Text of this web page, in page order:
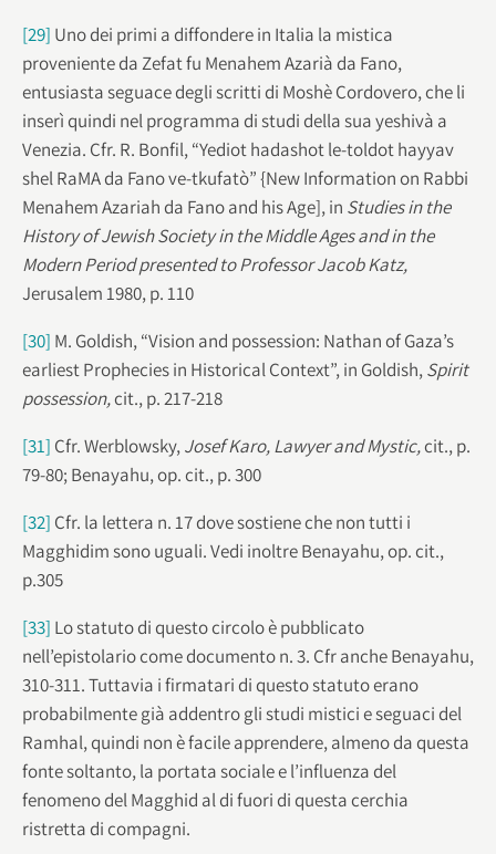
[29] Uno dei primi a diffondere in Italia la mistica
proveniente da Zefat fu Menahem Azarià da Fano,
entusiasta seguace degli scritti di Moshè Cordovero, che li
inserì quindi nel programma di studi della sua yeshivà a
Venezia. Cfr. R. Bonfil, “Yediot hadashot le-toldot hayyav
shel RaMA da Fano ve-tkufatò” {New Information on Rabbi
Menahem Azariah da Fano and his Age], in Studies in the
History of Jewish Society in the Middle Ages and in the
Modern Period presented to Professor Jacob Katz,
Jerusalem 1980, p. 110
[30] M. Goldish, “Vision and possession: Nathan of Gaza’s
earliest Prophecies in Historical Context”, in Goldish,Spirit
possession,cit., p. 217-218
[31] Cfr. Werblowsky,Josef Karo, Lawyer and Mystic,cit., p.
79-80; Benayahu, op. cit., p. 300
[32] Cfr. la lettera n. 17 dove sostiene che non tutti i
Magghidim sono uguali. Vedi inoltre Benayahu, op. cit.,
p.305
[33] Lo statuto di questo circolo è pubblicato
nell’epistolario come documento n. 3. Cfr anche Benayahu,
310-311. Tuttavia i firmatari di questo statuto erano
probabilmente già addentro gli studi mistici e seguaci del
Ramhal, quindi non è facile apprendere, almeno da questa
fonte soltanto, la portata sociale e l’influenza del
fenomeno del Magghid al di fuori di questa cerchia
ristretta di compagni.